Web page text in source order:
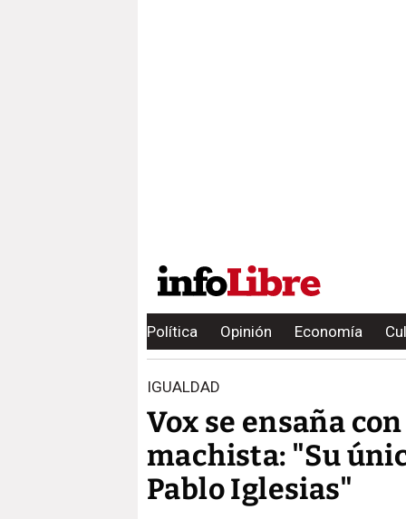
Política Opinión Economía
IGUALDAD
Vox se ensaña
machista: "Su
Pablo Iglesias"